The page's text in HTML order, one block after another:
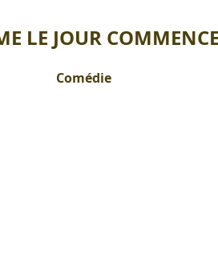
LE JOUR
Comédie